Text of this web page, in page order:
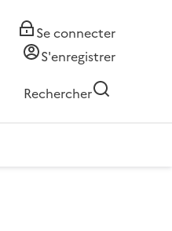
Se connecter
S'enregistrer
Rechercher